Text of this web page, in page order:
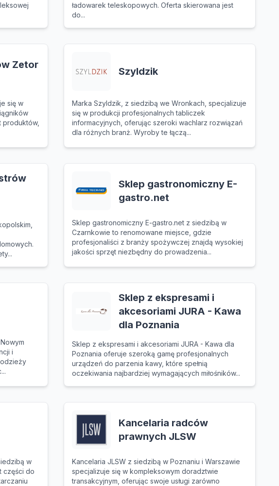
ładowarek teleskopowych. Oferta skierowana jest
do...
Zetor
się w
produktów,
Szyldzik
Marka Szyldzik, z siedzibą we Wronkach, specjalizuje
się w produkcji profesjonalnych tabliczek
informacyjnych, oferując szeroki wachlarz rozwiązań
dla różnych branż. Wyroby te łączą...
Sklep gastronomiczny E-
gastro.net
Sklep gastronomiczny E-gastro.net z siedzibą w
Czarnkowie to renomowane miejsce, gdzie
profesjonaliści z branży spożywczej znajdą wysokiej
jakości sprzęt niezbędny do prowadzenia...
i
Sklep z ekspresami i
akcesoriami JURA - Kawa
dla Poznania
Sklep z ekspresami i akcesoriami JURA - Kawa dla
Poznania oferuje szeroką gamę profesjonalnych
urządzeń do parzenia kawy, które spełnią
oczekiwania najbardziej wymagających miłośników...
w
części do
Kancelaria radców
prawnych JLSW
Kancelaria JLSW z siedzibą w Poznaniu i Warszawie
specjalizuje się w kompleksowym doradztwie
transakcyjnym, oferując swoje usługi zarówno